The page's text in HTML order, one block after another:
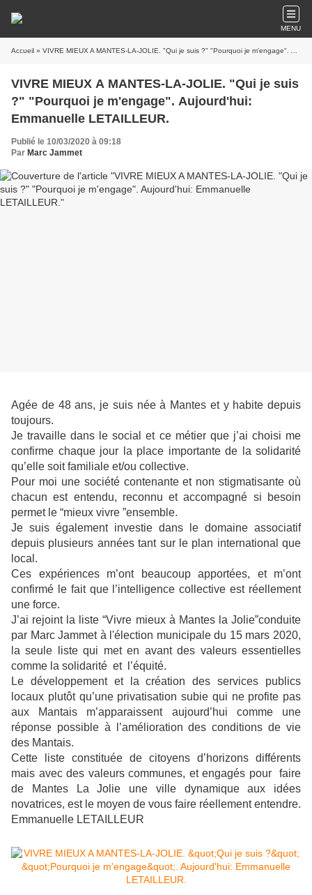
MENU
Accueil » VIVRE MIEUX A MANTES-LA-JOLIE. "Qui je suis ?" "Pourquoi je m'engage". Aujourd'hui: Emmanuelle LETAILLEUR.
VIVRE MIEUX A MANTES-LA-JOLIE. "Qui je suis
?" "Pourquoi je m'engage". Aujourd'hui:
Emmanuelle LETAILLEUR.
Publié le 10/03/2020 à 09:18
Par Marc Jammet
Agée de 48 ans, je suis née à Mantes et y habite depuis
toujours.
Je travaille dans le social et ce métier que j’ai choisi me
confirme chaque jour la place importante de la solidarité
qu’elle soit familiale et/ou collective.
Pour moi une société contenante et non stigmatisante où
chacun est entendu, reconnu et accompagné si besoin
permet le “mieux vivre ”ensemble.
Je suis également investie dans le domaine associatif
depuis plusieurs années tant sur le plan international que
local.
Ces expériences m’ont beaucoup apportées, et m’ont
confirmé le fait que l’intelligence collective est réellement
une force.
J’ai rejoint la liste “Vivre mieux à Mantes la Jolie”conduite
par Marc Jammet à l'élection municipale du 15 mars 2020,
la seule liste qui met en avant des valeurs essentielles
comme la solidarité et l’équité.
Le développement et la création des services publics
locaux plutôt qu’une privatisation subie qui ne profite pas
aux Mantais m’apparaissent aujourd’hui comme une
réponse possible à l’amélioration des conditions de vie
des Mantais.
Cette liste constituée de citoyens d’horizons différents
mais avec des valeurs communes, et engagés pour faire
de Mantes La Jolie une ville dynamique aux idées
novatrices, est le moyen de vous faire réellement entendre.
Emmanuelle LETAILLEUR